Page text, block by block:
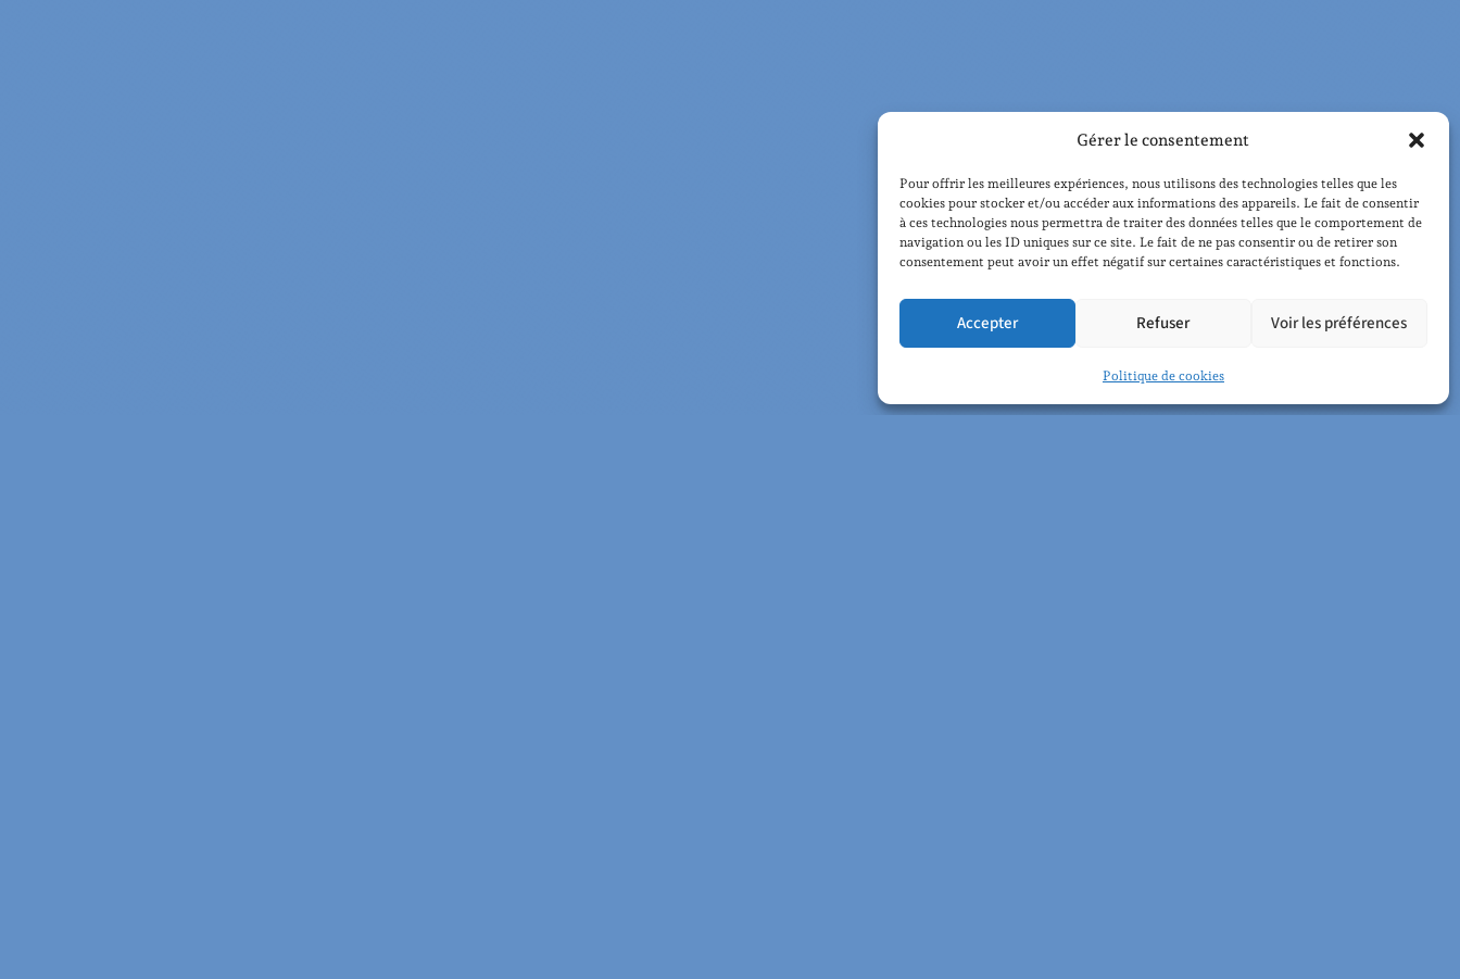
Gérer le consentement
Pour offrir les meilleures expériences, nous utilisons des technologies telles que les
cookies pour stocker et/ou accéder aux informations des appareils. Le fait de consentir
à ces technologies nous permettra de traiter des données telles que le comportement de
navigation ou les ID uniques sur ce site. Le fait de ne pas consentir ou de retirer son
consentement peut avoir un effet négatif sur certaines caractéristiques et fonctions.
Accepter Refuser Voir les préférences
Politique de cookies